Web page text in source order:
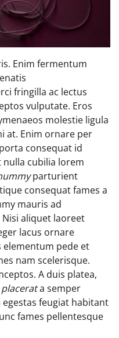
Enim fermentum
fringilla ac lectus
vulputate. Eros
molestie ligula
at. Enim ornare per
consequat id
cubilia lorem
parturient
consequat fames a
mauris ad
aliquet laoreet
lacus ornare
elementum pede et
nam scelerisque.
A duis platea,
placerata semper
feugiat habitant
fames pellentesque